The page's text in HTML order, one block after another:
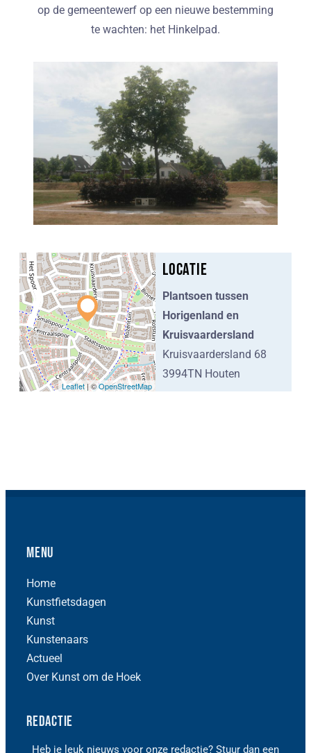
op de gemeentewerf op een nieuwe bestemming
te wachten: het Hinkelpad.
Leaflet| ©OpenStreetMap
Locatie
Plantsoen tussen
Horigenland en
Kruisvaardersland
Kruisvaardersland 68
3994TN Houten
Menu
Home
Kunstfietsdagen
Kunst
Kunstenaars
Actueel
Over Kunst om de Hoek
Redactie
Heb je leuk nieuws voor onze redactie? Stuur dan een